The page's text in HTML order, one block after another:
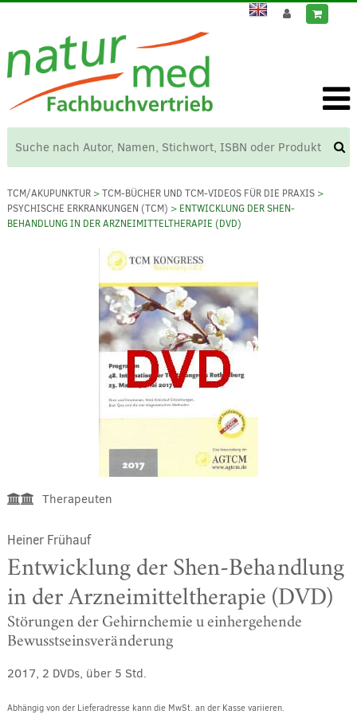
TCM/AKUPUNKTUR>TCM-BÜCHER UND TCM-VIDEOS FÜR DIE PRAXIS>
PSYCHISCHE ERKRANKUNGEN (TCM) > ENTWICKLUNG DER SHEN-
BEHANDLUNG IN DER ARZNEIMITTELTHERAPIE (DVD)
Therapeuten
Heiner Frühauf
Entwicklung der Shen-Behandlung
in der Arzneimitteltherapie (DVD)
Störungen der Gehirnchemie u einhergehende
Bewusstseinsveränderung
2017, 2 DVDs, über 5 Std.
Abhängig von der Lieferadresse kann die MwSt. an der Kasse variieren.